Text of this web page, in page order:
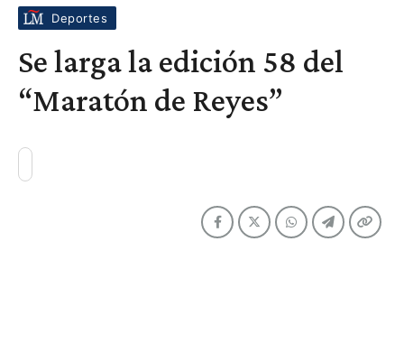
Deportes
Se larga la edición 58 del
“Maratón de Reyes”